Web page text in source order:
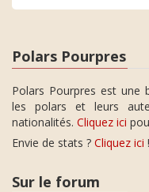
Polars Pourpres
Polars Pourpres est une
les polars et leurs
nationalités. Cliquez ici
Envie de stats ? Cliquez ici !
Sur le forum